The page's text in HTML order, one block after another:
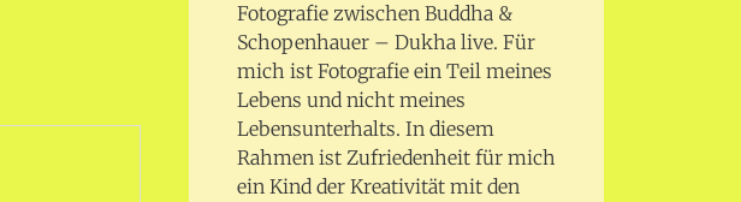
Fotografie zwischen Buddha &
Schopenhauer – Dukha live. Für
mich ist Fotografie ein Teil meines
Lebens und nicht meines
Lebensunterhalts. In diesem
Rahmen ist Zufriedenheit für mich
ein Kind der Kreativität mit den